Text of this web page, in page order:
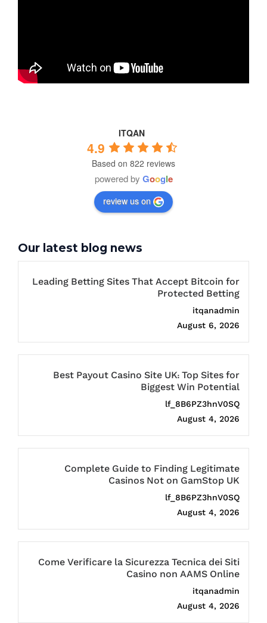
ITQAN
4.9
Based on 822 reviews
powered by Google
review us on
Our latest blog news
Leading Betting Sites That Accept Bitcoin for
Protected Betting
itqanadmin
August 6, 2026
Best Payout Casino Site UK: Top Sites for
Biggest Win Potential
lf_8B6PZ3hnV0SQ
August 4, 2026
Complete Guide to Finding Legitimate
Casinos Not on GamStop UK
lf_8B6PZ3hnV0SQ
August 4, 2026
Come Verificare la Sicurezza Tecnica dei Siti
Casino non AAMS Online
itqanadmin
August 4, 2026